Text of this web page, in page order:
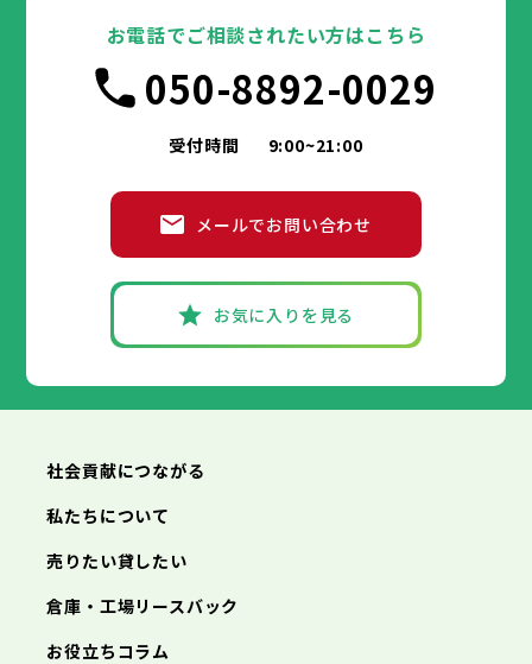
お電話でご相談されたい方はこちら
050-8892-0029
受付時間 9:00~21:00
メールでお問い合わせ
お気に入りを見る
社会貢献につながる
私たちについて
売りたい貸したい
倉庫・工場リースバック
お役立ちコラム